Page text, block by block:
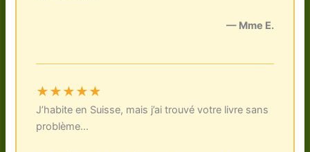
— Mme E.
★★★★★
J’habite en Suisse, mais j’ai trouvé votre livre sans
problème…